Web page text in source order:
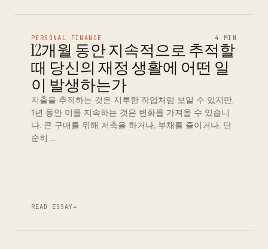
PERSONAL FINANCE 4 MIN
12개월 동안 지속적으로 추적할
때 당신의 재정 생활에 어떤 일
이 발생하는가
지출을 추적하는 것은 지루한 작업처럼 보일 수 있지만,
1년 동안 이를 지속하는 것은 변화를 가져올 수 있습니
다. 큰 구매를 위해 저축을 하거나, 부채를 줄이거나, 단
순히 …
READ ESSAY→